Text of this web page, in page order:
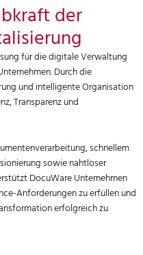
der
für die digitale Verwaltung
Durch die
und intelligente Organisation
Transparenz und
schnellem
sowie nahtloser
DocuWare Unternehmen
Anforderungen zu erfüllen und
erfolgreich zu